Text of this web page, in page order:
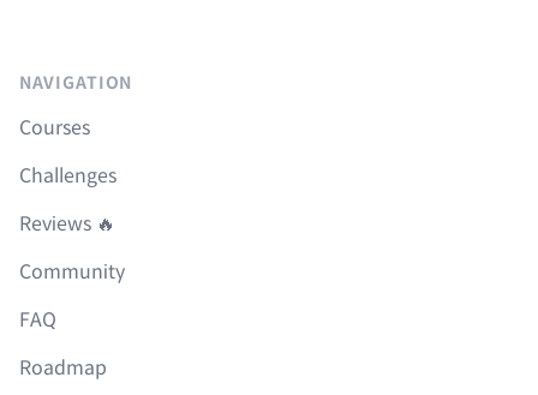
NAVIGATION
Courses
Challenges
Reviews 🔥
Community
FAQ
Roadmap